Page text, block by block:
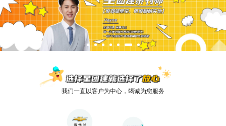
我们一直以客户为中心，竭诚为您服务